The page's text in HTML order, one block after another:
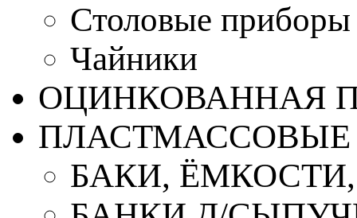
Столовые приборы
Чайники
ОЦИНКОВАННАЯ
ПЛАСТМАССОВЫЕ
БАКИ,